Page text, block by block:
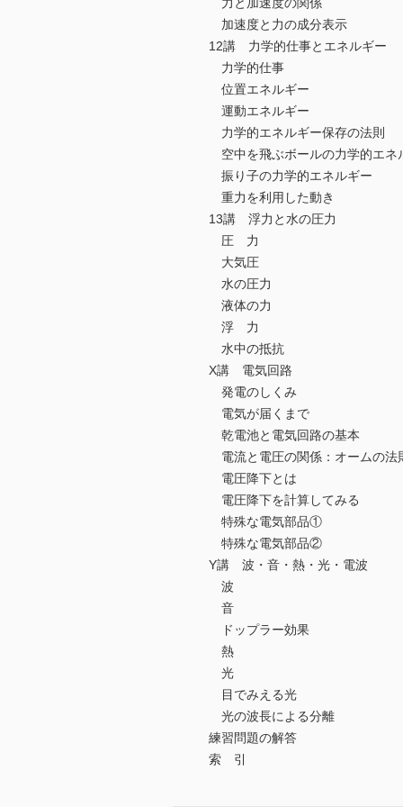
力と加速度の関係
加速度と力の成分表示
12講 力学的仕事とエネルギー
力学的仕事
位置エネルギー
運動エネルギー
力学的エネルギー保存の法則
空中を飛ぶボールの力学的エネ
振り子の力学的エネルギー
重力を利用した動き
13講 浮力と水の圧力
圧 力
大気圧
水の圧力
液体の力
浮 力
水中の抵抗
X講 電気回路
発電のしくみ
電気が届くまで
乾電池と電気回路の基本
電流と電圧の関係：オームの法
電圧降下とは
電圧降下を計算してみる
特殊な電気部品①
特殊な電気部品②
Y講 波・音・熱・光・電波
波
音
ドップラー効果
熱
光
目でみえる光
光の波長による分離
練習問題の解答
索 引